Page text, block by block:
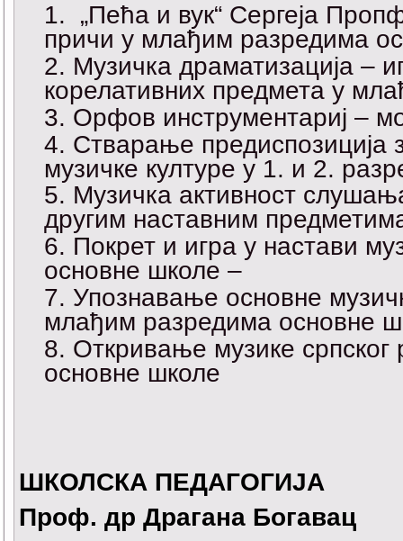
„Пећа и вук“ Сергеја
причи у млађим разредима
Музичка драматизација –
корелативних предмета у
Орфов инструментариј –
Стварање
музичке културе у 1. и 2.
Музичка активност
другим наставним
Покрет и игра у настави
основне школе –
Упознавање основне
млађим разредима основне
Откривање музике
основне школе
ШКОЛСКА ПЕДАГОГИЈА
Проф. др Драгана Богавац